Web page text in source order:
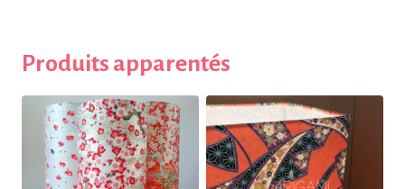
Produits apparentés